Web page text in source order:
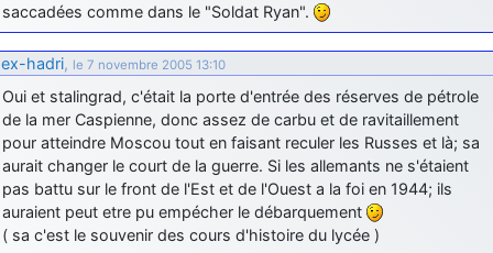
saccadées comme dans le "Soldat Ryan".
ex-hadri, le 7 novembre 2005 13:10
Oui et stalingrad, c'était la porte d'entrée des réserves de pétrole
de la mer Caspienne, donc assez de carbu et de ravitaillement
pour atteindre Moscou tout en faisant reculer les Russes et là; sa
aurait changer le court de la guerre. Si les allemants ne s'étaient
pas battu sur le front de l'Est et de l'Ouest a la foi en 1944; ils
auraient peut etre pu empécher le débarquement
( sa c'est le souvenir des cours d'histoire du lycée )